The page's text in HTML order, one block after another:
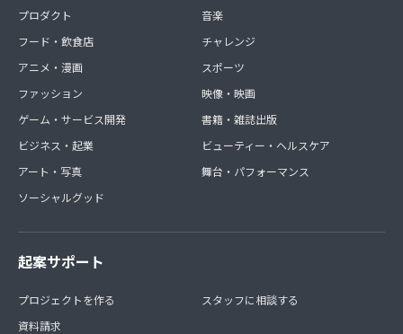
プロダクト
フード・飲食店
アニメ・漫画
ファッション
ゲーム・サービス開発
ビジネス・起業
アート・写真
ソーシャルグッド
音楽
チャレンジ
スポーツ
映像・映画
書籍・雑誌出版
ビューティー・ヘルスケア
舞台・パフォーマンス
起案サポート
プロジェクトを作る
資料請求
スタッフに相談する